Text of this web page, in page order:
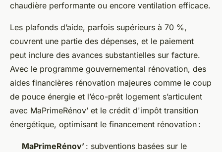
chaudière performante ou encore ventilation efficace.
Les plafonds d’aide, parfois supérieurs à 70 %,
couvrent une partie des dépenses, et le paiement
peut inclure des avances substantielles sur facture.
Avec le programme gouvernemental rénovation, des
aides financières rénovation majeures comme le coup
de pouce énergie et l’éco-prêt logement s’articulent
avec MaPrimeRénov’ et le crédit d'impôt transition
énergétique, optimisant le financement rénovation :
MaPrimeRénov’ : subventions basées sur le